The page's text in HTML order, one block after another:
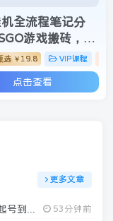
全流程笔记分
游戏搬砖，小
天学会见收益
选 ￥ 19.8 VIP课程
点击查看
更多文章
53分钟前